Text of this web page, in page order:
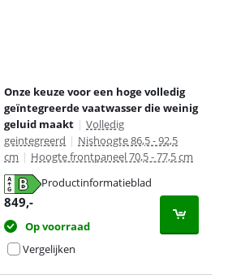
Onze keuze voor een hoge volledig
geïntegreerde vaatwasser die weinig
geluid maakt | Volledig
geintegreerd | Nishoogte 86,5 - 92,5
cm | Hoogte frontpaneel 70,5 - 77,5 cm
Productinformatieblad
849,-
Op voorraad
Vergelijken